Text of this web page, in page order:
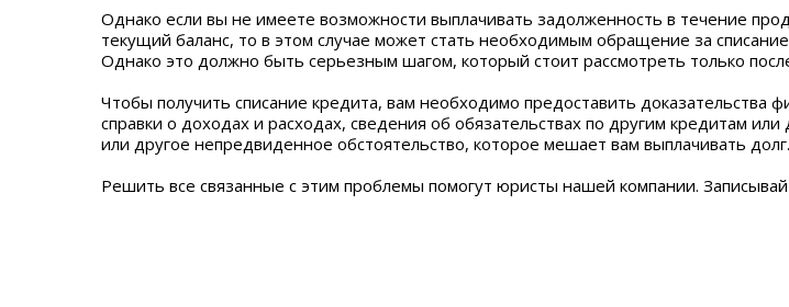
Однако если вы не имеете возможности выплачивать задолженность в течение
текущий баланс, то в этом случае может стать необходимым обращение за
Однако это должно быть серьезным шагом, который стоит рассмотреть только
Чтобы получить списание кредита, вам необходимо предоставить
справки о доходах и расходах, сведения об обязательствах по другим кредитам
или другое непредвиденное обстоятельство, которое мешает вам выплачивать долг.
Решить все связанные с этим проблемы помогут юристы нашей компании.